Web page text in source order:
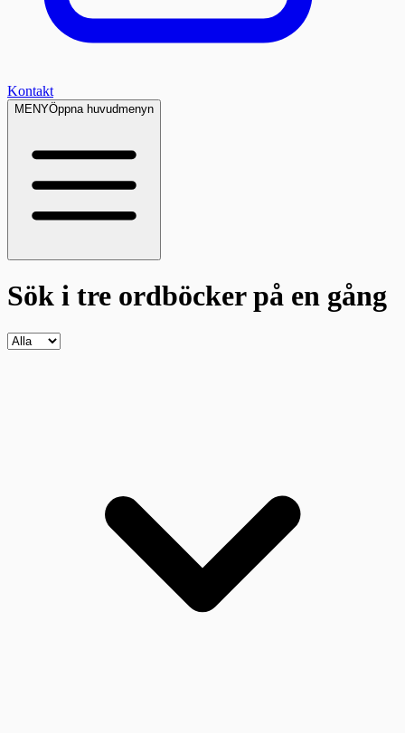
Kontakt
MENYÖppna huvudmenyn
Sök i tre ordböckerpå en gång